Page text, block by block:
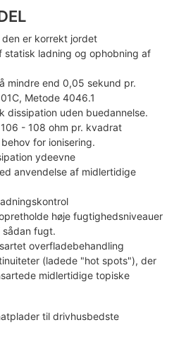
er korrekt jordet
statisk ladning og ophobning af
mindre end 0,05 sekund pr.
Metode 4046.1
dissipation uden buedannelse.
- 108 ohm pr. kvadrat
for ionisering.
ydeevne
anvendelse af midlertidige
høje fugtighedsniveauer
fugt.
overfladebehandling
(ladede "hot spots"), der
midlertidige topiske